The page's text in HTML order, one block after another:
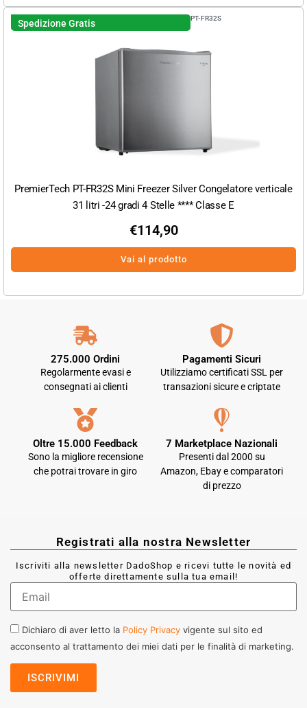
Spedizione Gratis PT-FR32S
PremierTech PT-FR32S Mini Freezer Silver Congelatore verticale
31 litri -24 gradi 4 Stelle **** Classe E
€114,90
Vai al prodotto
275.000 Ordini
Regolarmente evasi e
consegnati ai clienti
Pagamenti Sicuri
Utilizziamo certificati SSL per
transazioni sicure e criptate
Oltre 15.000 Feedback
Sono la migliore recensione
che potrai trovare in giro
7 Marketplace Nazionali
Presenti dal 2000 su
Amazon, Ebay e comparatori
di prezzo
Registrati alla nostra Newsletter
Iscriviti alla newsletter DadoShop e ricevi tutte le novità ed
offerte direttamente sulla tua email!
Dichiaro di aver letto la Policy Privacy vigente sul sito ed
acconsento al trattamento dei miei dati per le finalità di marketing.